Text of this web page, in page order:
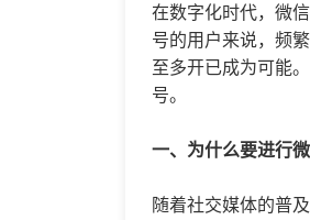
在数字化时代，微
号的用户来说，频
至多开已成为可能
号。
一、为什么要进行微
随着社交媒体的普